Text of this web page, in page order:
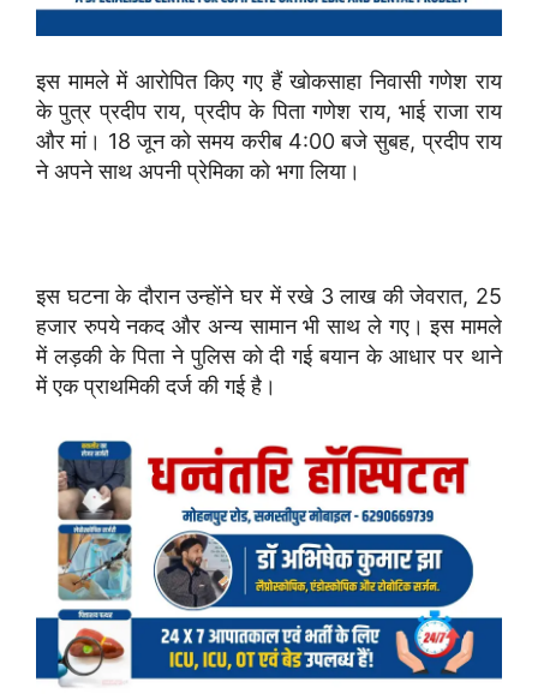
इस मामले में आरोपित किए गए हैं खोकसाहा निवासी गणेश राय
के पुत्र प्रदीप राय, प्रदीप के पिता गणेश राय, भाई राजा राय
और मां। 18 जून को समय करीब 4:00 बजे सुबह, प्रदीप राय
ने अपने साथ अपनी प्रेमिका को भगा लिया।
इस घटना के दौरान उन्होंने घर में रखे 3 लाख की जेवरात, 25
हजार रुपये नकद और अन्य सामान भी साथ ले गए। इस मामले
में लड़की के पिता ने पुलिस को दी गई बयान के आधार पर थाने
में एक प्राथमिकी दर्ज की गई है।